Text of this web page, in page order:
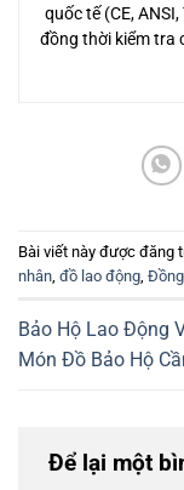
quốc tế (CE,
đồng thời kiểm tra
Bài viết này được đăng
nhân đồ lao động
Bảo Hộ Lao Động
Món Đồ Bảo Hộ
Để lại một